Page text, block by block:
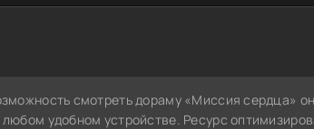
смотреть дораму «Миссия сердца»
удобном устройстве. Ресурс